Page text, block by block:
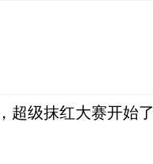
超级抹红大赛开始了